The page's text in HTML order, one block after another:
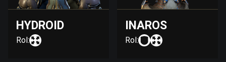
HYDROID
Rol:
INAROS
Rol: